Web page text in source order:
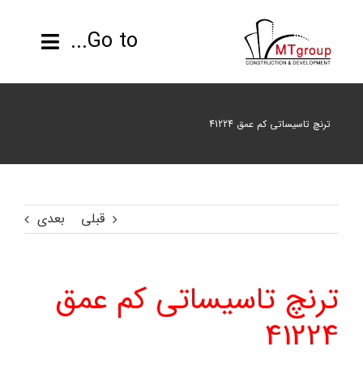
Go to...
ترنچ تاسیساتی کم عمق 41224
قبلی بعدی
ترنچ تاسیساتی کم عمق
41224